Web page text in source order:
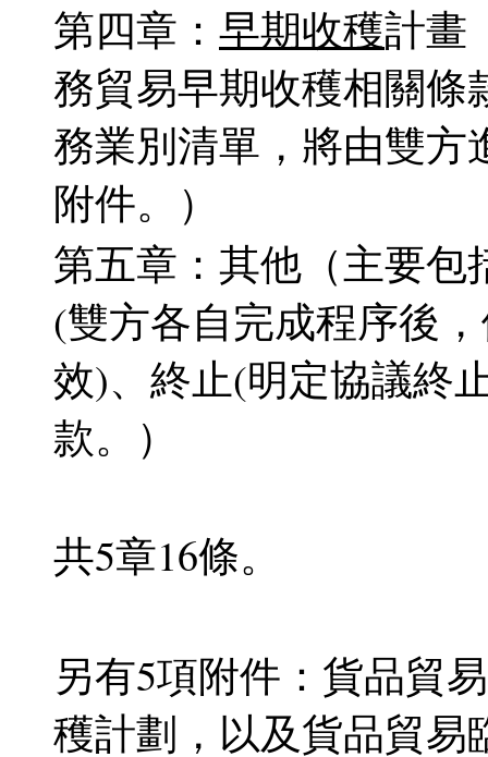
第四章： 早期收穫計畫
務貿易早期收穫相關
務業別清單，將由雙
附件。）
第五章：其他（主要
(雙方各自完成程序後
效)、終止(明定協議終
款。）
共5章16條。
另有5項附件：貨品貿
穫計劃，以及貨品貿易